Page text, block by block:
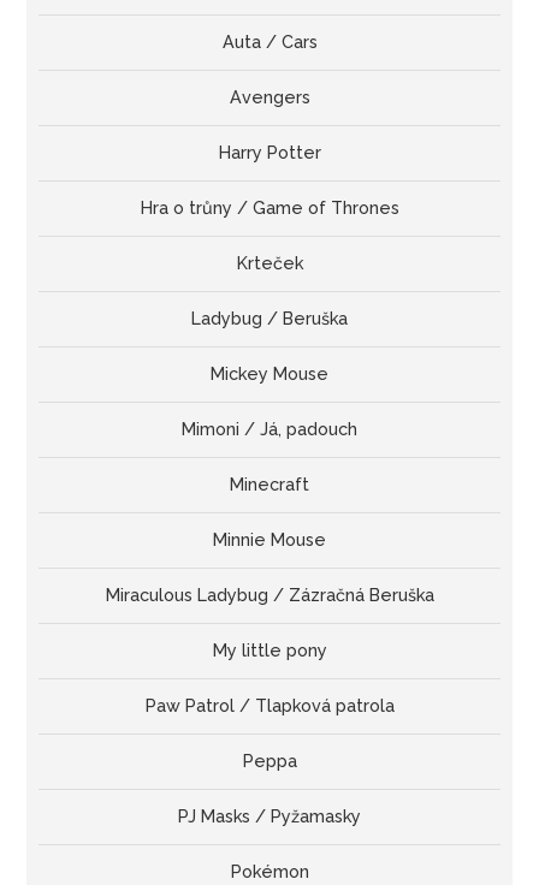
Auta / Cars
Avengers
Harry Potter
Hra o trůny / Game of Thrones
Krteček
Ladybug / Beruška
Mickey Mouse
Mimoni / Já, padouch
Minecraft
Minnie Mouse
Miraculous Ladybug / Zázračná Beruška
My little pony
Paw Patrol / Tlapková patrola
Peppa
PJ Masks / Pyžamasky
Pokémon